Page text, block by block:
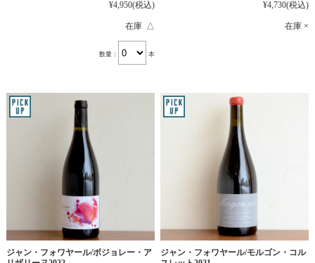
¥4,950(税込)
在庫 △
数量： 本
¥4,730(税込)
在庫 ×
ジャン・フォワヤール/ボジョレー・ア
ジャン・フォワヤール/モルゴン・コル